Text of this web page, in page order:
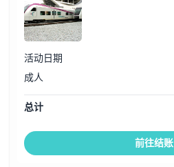
活动日期
成人
总计
前往结账